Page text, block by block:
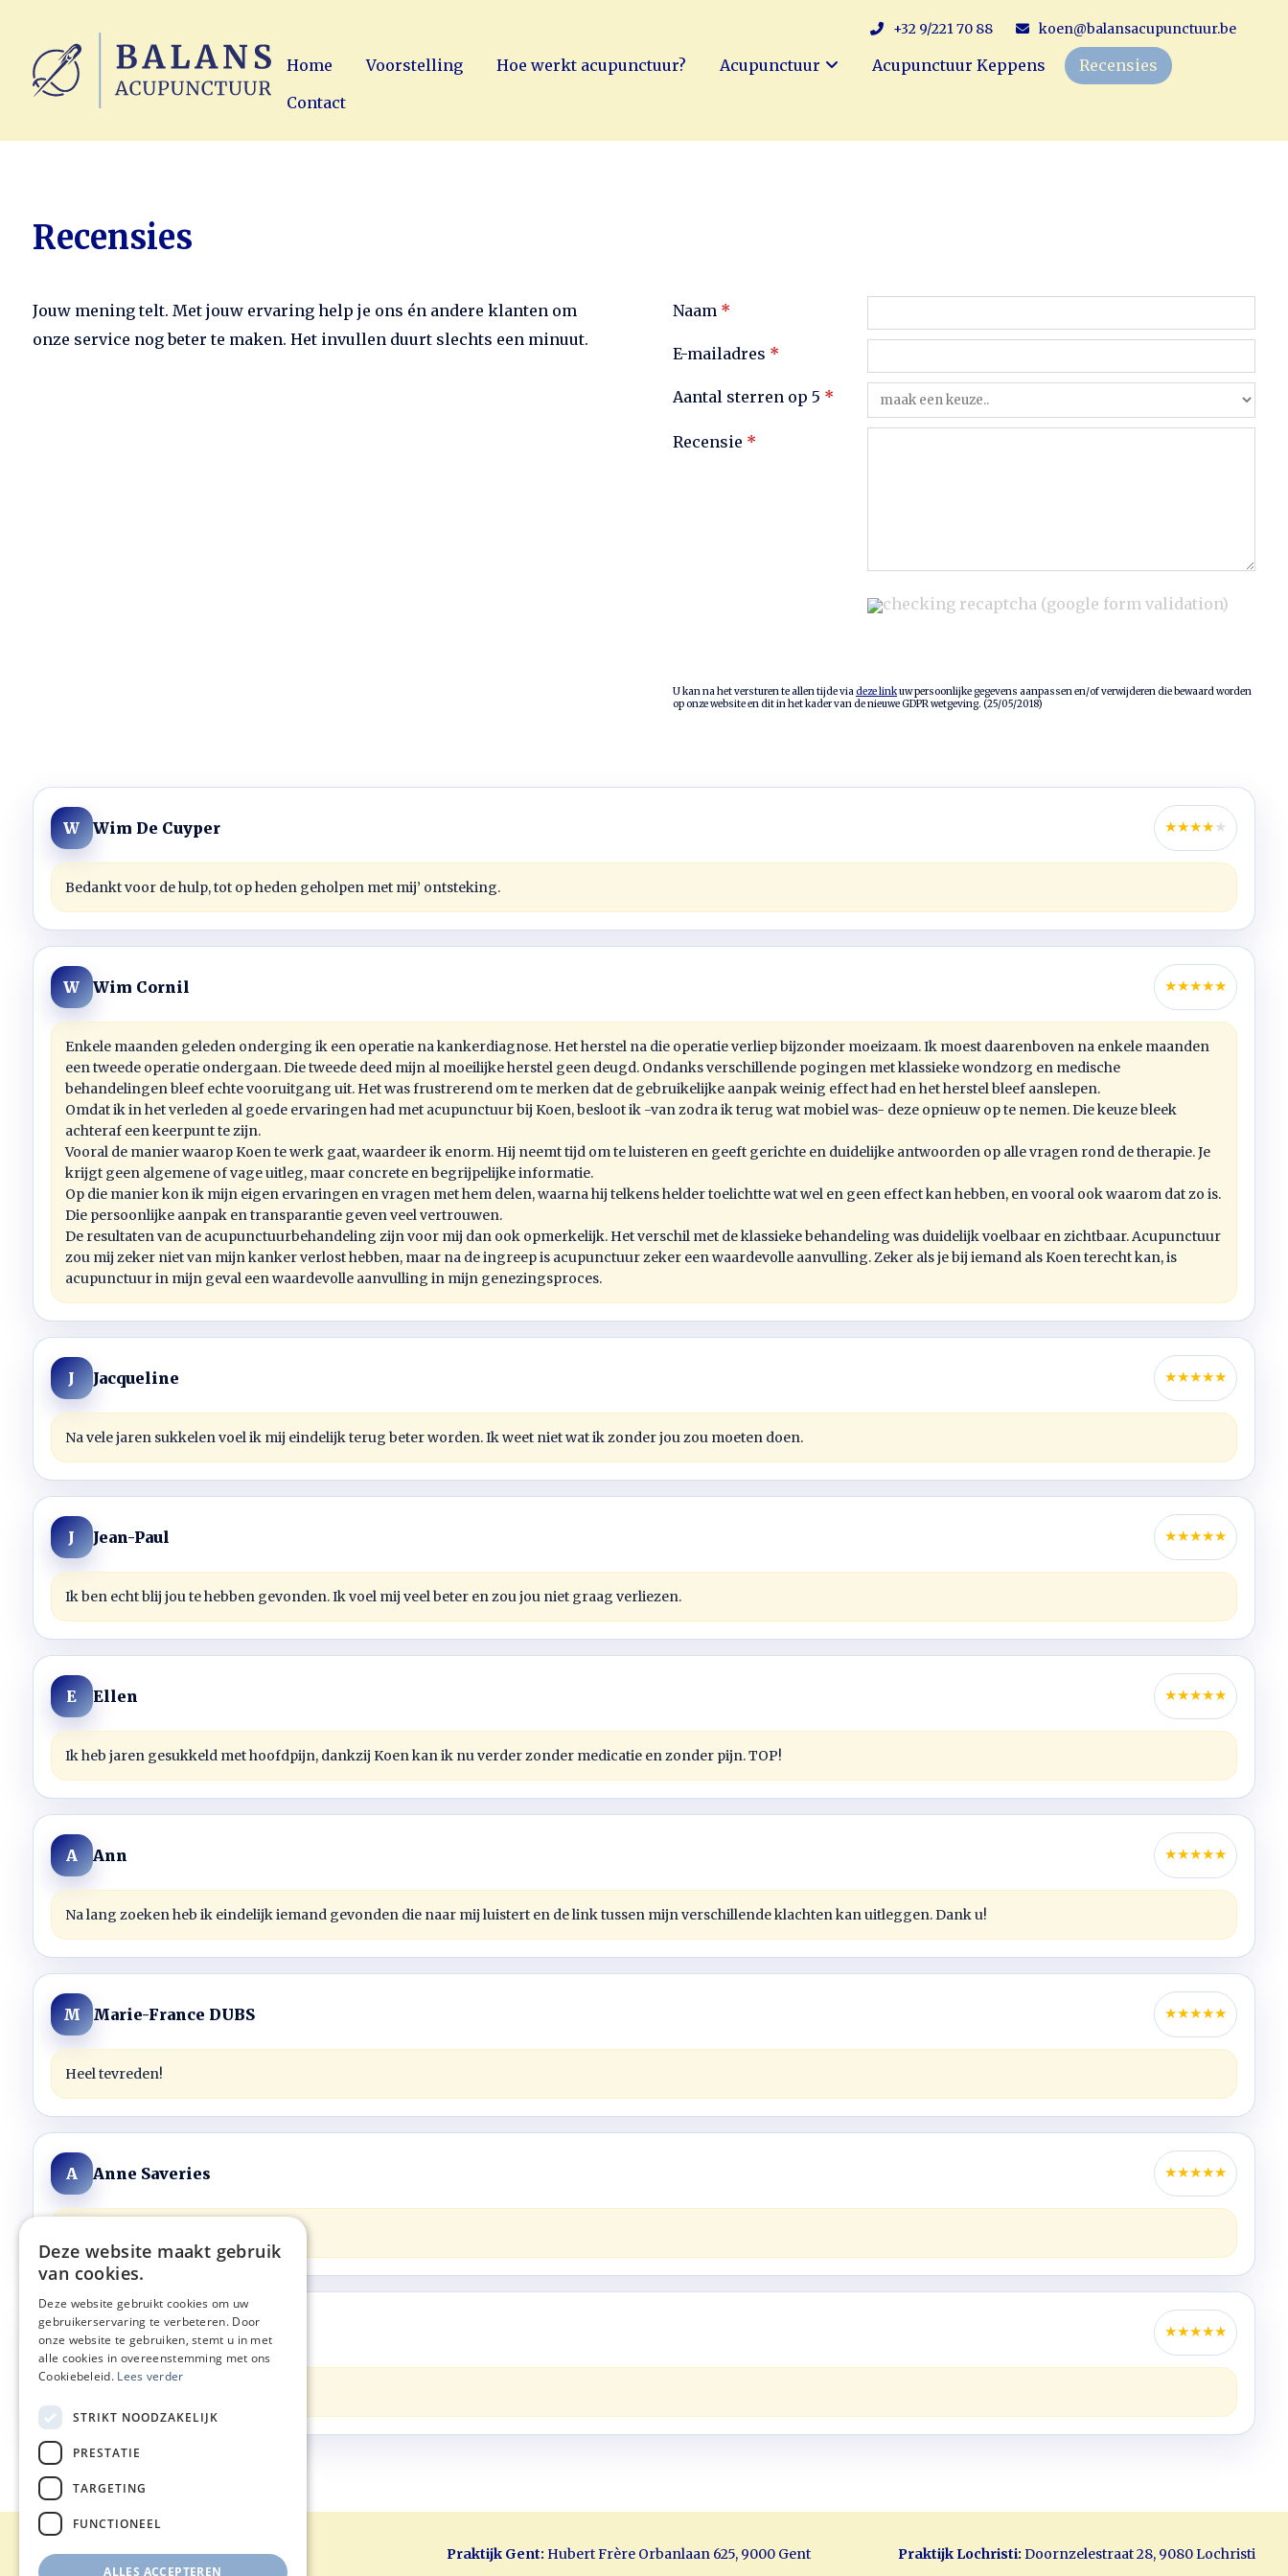
+32 9/221 70 88 koen@balansacupunctuur.be
Home Voorstelling Hoe werkt acupunctuur? Acupunctuur Acupunctuur Keppens
Recensies
Contact
Recensies
Jouw mening telt. Met jouw ervaring help je ons én andere klanten om
onze service nog beter te maken. Het invullen duurt slechts een minuut.
Naam *
E-mailadres *
Aantal sterren op 5 *
Recensie *
checking recaptcha (google form validation)
U kan na het versturen te allen tijde viadeze linkuw persoonlijke gegevens aanpassen en/of verwijderen die bewaard worden
op onze website en dit in het kader van de nieuwe GDPR wetgeving. (25/05/2018)
W Wim De Cuyper ★★★★ ★
Bedankt voor de hulp, tot op heden geholpen met mij’ ontsteking.
W Wim Cornil ★★★★★
Enkele maanden geleden onderging ik een operatie na kankerdiagnose. Het herstel na die operatie verliep bijzonder moeizaam. Ik moest daarenboven na enkele maanden
een tweede operatie ondergaan. Die tweede deed mijn al moeilijke herstel geen deugd. Ondanks verschillende pogingen met klassieke wondzorg en medische
behandelingen bleef echte vooruitgang uit. Het was frustrerend om te merken dat de gebruikelijke aanpak weinig effect had en het herstel bleef aanslepen.
Omdat ik in het verleden al goede ervaringen had met acupunctuur bij Koen, besloot ik -van zodra ik terug wat mobiel was- deze opnieuw op te nemen. Die keuze bleek
achteraf een keerpunt te zijn.
Vooral de manier waarop Koen te werk gaat, waardeer ik enorm. Hij neemt tijd om te luisteren en geeft gerichte en duidelijke antwoorden op alle vragen rond de therapie. Je
krijgt geen algemene of vage uitleg, maar concrete en begrijpelijke informatie.
Op die manier kon ik mijn eigen ervaringen en vragen met hem delen, waarna hij telkens helder toelichtte wat wel en geen effect kan hebben, en vooral ook waarom dat zo is.
Die persoonlijke aanpak en transparantie geven veel vertrouwen.
De resultaten van de acupunctuurbehandeling zijn voor mij dan ook opmerkelijk. Het verschil met de klassieke behandeling was duidelijk voelbaar en zichtbaar. Acupunctuur
zou mij zeker niet van mijn kanker verlost hebben, maar na de ingreep is acupunctuur zeker een waardevolle aanvulling. Zeker als je bij iemand als Koen terecht kan, is
acupunctuur in mijn geval een waardevolle aanvulling in mijn genezingsproces.
J Jacqueline ★★★★★
Na vele jaren sukkelen voel ik mij eindelijk terug beter worden. Ik weet niet wat ik zonder jou zou moeten doen.
J Jean-Paul ★★★★★
Ik ben echt blij jou te hebben gevonden. Ik voel mij veel beter en zou jou niet graag verliezen.
E Ellen ★★★★★
Ik heb jaren gesukkeld met hoofdpijn, dankzij Koen kan ik nu verder zonder medicatie en zonder pijn. TOP!
A Ann ★★★★★
Na lang zoeken heb ik eindelijk iemand gevonden die naar mij luistert en de link tussen mijn verschillende klachten kan uitleggen. Dank u!
M Marie-France DUBS ★★★★★
Heel tevreden!
A Anne Saveries ★★★★★
Charlene De Buysere ★★★★★
© Balans Acupunctuur
Praktijk Gent: Hubert Frère Orbanlaan 625, 9000 Gent Praktijk Lochristi: Doornzelestraat 28, 9080 Lochristi
Deze website maakt gebruik
van cookies.
Deze website gebruikt cookies om uw
gebruikerservaring te verbeteren. Door
onze website te gebruiken, stemt u in met
alle cookies in overeenstemming met ons
Cookiebeleid. Lees verder
STRIKT NOODZAKELIJK
PRESTATIE
TARGETING
FUNCTIONEEL
ALLES ACCEPTEREN